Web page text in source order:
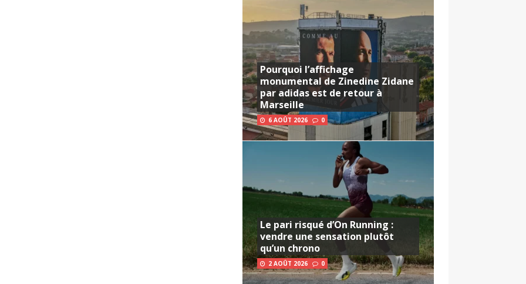
Pourquoi l’affichage
monumental de Zinedine Zidane
par adidas est de retour à
Marseille
6 AOÛT 2026 0
Le pari risqué d’On Running :
vendre une sensation plutôt
qu’un chrono
2 AOÛT 2026 0